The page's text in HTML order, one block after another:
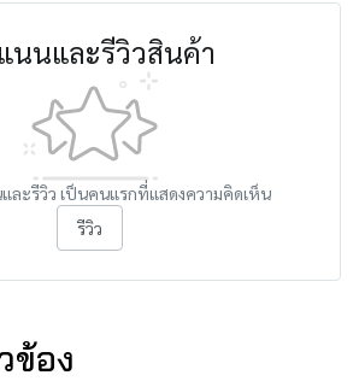
นนและรีวิวสินค้า
ละรีวิว เป็นคนแรกที่แสดงความคิดเห็น
รีวิว
ข้อง